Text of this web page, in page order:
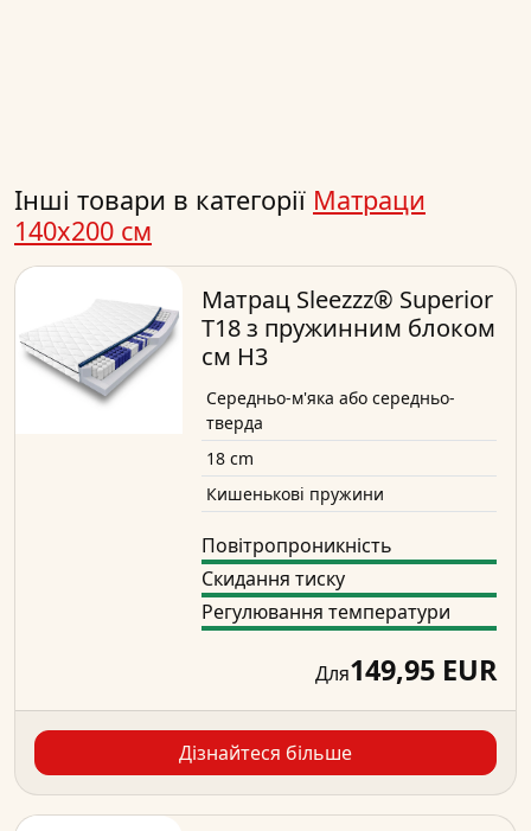
Інші товари в категорії Матраци
140x200 см
Матрац Sleezzz® Superior
T18 з пружинним блоком
см H3
Середньо-м'яка або середньо-
тверда
18 cm
Кишенькові пружини
Повітропроникність
Скидання тиску
Регулювання температури
Для149,95 EUR
Дізнайтеся більше